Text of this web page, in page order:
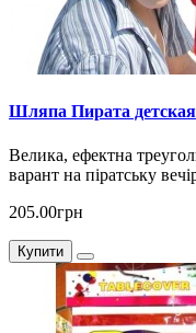
Шляпа Пирата детская
Велика, ефектна
варант на піратську
205.00грн
Купити